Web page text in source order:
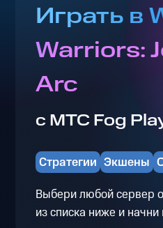
Играть в
Warriors:
Arc
с МТС Fog
Стратегии Экшены
Выбери любой сервер
из списка ниже и начни